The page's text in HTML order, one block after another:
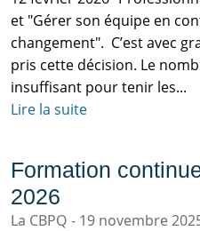
et "Gérer son équipe en
changement". C’est avec
pris cette décision. Le
insuffisant pour tenir les...
Lire la suite
Formation
2026
La CBPQ
19 novembre